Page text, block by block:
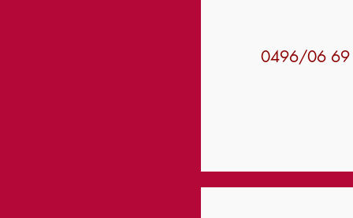
0496/06 69